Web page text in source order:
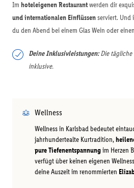
Im hoteleigenen Restaurantwerden dir
und internationalen Einflüssenserviert. Und
du den Abend bei einem Glas Wein oder
Deine Inklusivleistungen:Die tägliche
inklusive.
Wellness
Wellness in Karlsbad bedeutet
jahrhundertealte Kurtradition,
pure Tiefenentspannungim Herzen
verfügt über keinen eigenen
deine Auszeit im renommierten